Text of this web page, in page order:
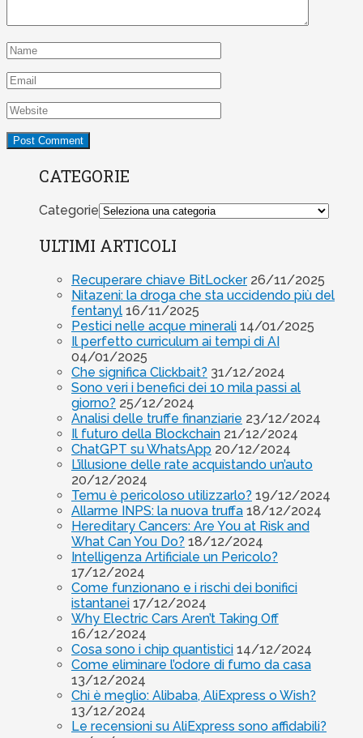
CATEGORIE
Categorie
ULTIMI ARTICOLI
Recuperare chiave BitLocker 26/11/2025
Nitazeni: la droga che sta uccidendo più del
fentanyl 16/11/2025
Pestici nelle acque minerali 14/01/2025
Il perfetto curriculum ai tempi di AI
04/01/2025
Che significa Clickbait? 31/12/2024
Sono veri i benefici dei 10 mila passi al
giorno? 25/12/2024
Analisi delle truffe finanziarie 23/12/2024
Il futuro della Blockchain 21/12/2024
ChatGPT su WhatsApp 20/12/2024
L’illusione delle rate acquistando un’auto
20/12/2024
Temu è pericoloso utilizzarlo? 19/12/2024
Allarme INPS: la nuova truffa 18/12/2024
Hereditary Cancers: Are You at Risk and
What Can You Do? 18/12/2024
Intelligenza Artificiale un Pericolo?
17/12/2024
Come funzionano e i rischi dei bonifici
istantanei 17/12/2024
Why Electric Cars Aren’t Taking Off
16/12/2024
Cosa sono i chip quantistici 14/12/2024
Come eliminare l’odore di fumo da casa
13/12/2024
Chi è meglio: Alibaba, AliExpress o Wish?
13/12/2024
Le recensioni su AliExpress sono affidabili?